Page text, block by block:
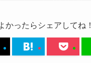
かったらシェアしてね！